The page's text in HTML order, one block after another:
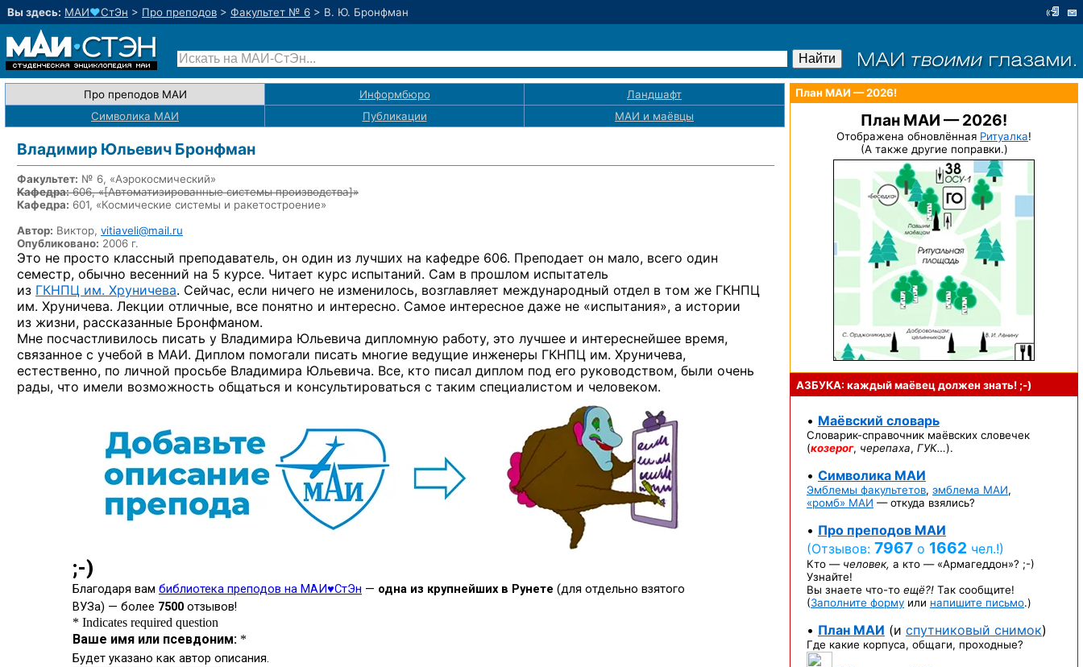
Вы здесь: МАИ♥СтЭн > Про преподов > Факультет № 6 > В. Ю. Бронфман
Про преподов МАИ Информбюро
Ландшафт
Символика МАИ
Публикации МАИ и маёвцы
Владимир Юльевич Бронфман
Факультет: № 6, «Аэрокосмический»
Кафедра:606, «[Автоматизированные системы производства]»
Кафедра: 601, «Космические системы и ракетостроение»
Автор: Виктор, vitiaveli@mail.ru
Опубликовано: 2006 г.
Это не просто классный преподаватель, он один из лучших на кафедре 606. Преподает он мало, всего один
семестр, обычно весенний на 5 курсе. Читает курс испытаний. Сам в прошлом испытатель
из ГКНПЦ им. Хруничева. Сейчас, если ничего не изменилось, возглавляет международный отдел в том же ГКНПЦ
им. Хруничева. Лекции отличные, все понятно и интересно. Самое интересное даже не «испытания», а истории
из жизни, рассказанные Бронфманом.
Мне посчастливилось писать у Владимира Юльевича дипломную работу, это лучшее и интереснейшее время,
связанное с учебой в МАИ. Диплом помогали писать многие ведущие инженеры ГКНПЦ им. Хруничева,
естественно, по личной просьбе Владимира Юльевича. Все, кто писал диплом под его руководством, были очень
рады, что имели возможность общаться и консультироваться с таким специалистом и человеком.
План МАИ — 2026!
План МАИ — 2026!
Отображена обновлённая Ритуалка!
(А также другие поправки.)
АЗБУКА: каждый маёвец должензнать! ;-)
• Маёвский словарь
Словарик-справочник маёвских словечек
(козерог, черепаха, ГУК…).
• Символика МАИ
Эмблемы факультетов, эмблема МАИ,
«ромб» МАИ — откуда взялись?
• Про преподов МАИ
(Отзывов: 7967 о 1662 чел.!)
Кто — человек, а кто — «Армагеддон»? ;-)
Узнайте!
Вы знаете что-то ещё?! Так сообщите!
(Заполните форму или напишите письмо.)
• План МАИ (и спутниковый снимок)
Где какие корпуса, общаги, проходные?